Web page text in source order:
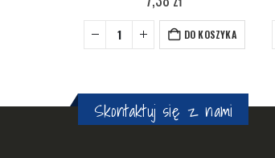
DO KOSZYKA
Skontaktuj się z nami